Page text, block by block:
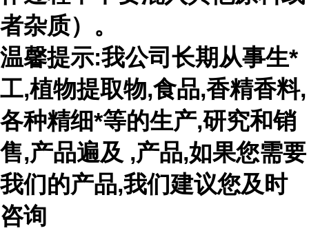
者杂质）。
温馨提示:我公司长期从事生*
工,植物提取物,食品,香精香料,
各种精细*等的生产,研究和销
售,产品遍及 ,产品,如果您需要
我们的产品,我们建议您及时
咨询